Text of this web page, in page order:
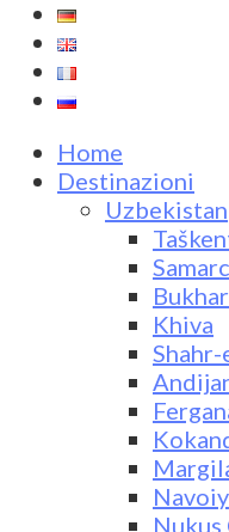
Home
Destinazioni
Uzbekistan
Khiva
Shahr-
Navoiy